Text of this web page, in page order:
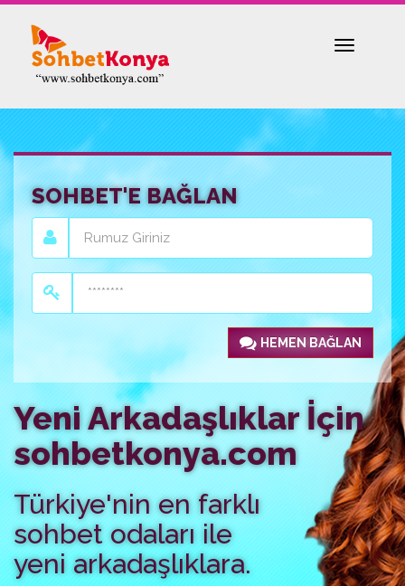
Toggle
SOHBET'E BAĞLAN
HEMEN BAĞLAN
Yeni Arkadaşlıklar İçin
sohbetkonya.com
Türkiye'nin en farklı
sohbet odaları ile
yeni arkadaşlıklara.